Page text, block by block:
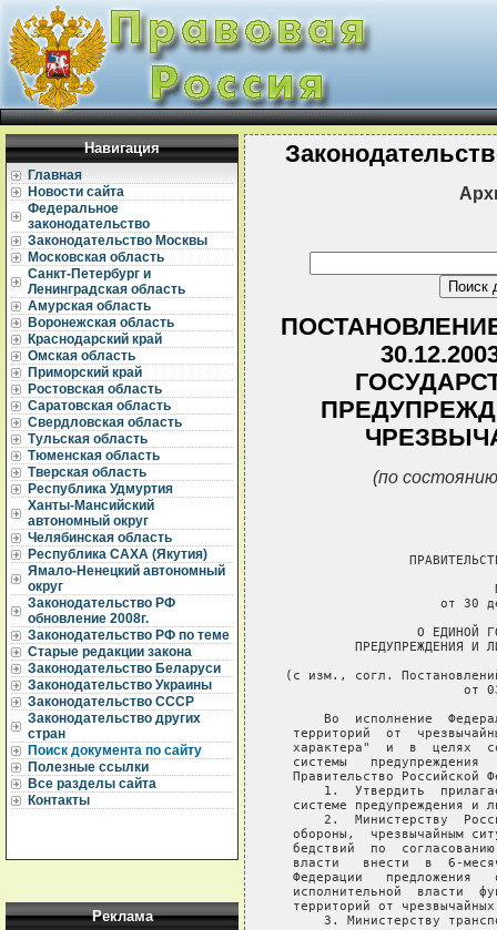
Навигация
Главная
Новости сайта
Федеральное
законодательство
Законодательство Москвы
Московская область
Санкт-Петербург и
Ленинградская область
Амурская область
Воронежская область
Краснодарский край
Омская область
Приморский край
Ростовская область
Саратовская область
Свердловская область
Тульская область
Тюменская область
Тверская область
Республика Удмуртия
Ханты-Мансийский
автономный округ
Челябинская область
Республика САХА (Якутия)
Ямало-Ненецкий автономный
округ
Законодательство РФ
обновление 2008г.
Законодательство РФ по теме
Старые редакции закона
Законодательство Беларуси
Законодательство Украины
Законодательство СССР
Законодательство других
стран
Поиск документа по сайту
Полезные ссылки
Все разделы сайта
Контакты
Реклама
(по